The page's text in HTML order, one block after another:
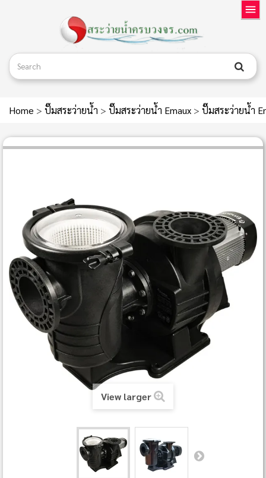
Home > ปั๊มสระว่ายน้ำ > ปั๊มสระว่ายน้ำ Emaux > ปั๊มสระว่ายน้ำ
View larger